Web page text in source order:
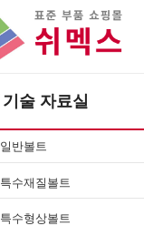
기술 자료실
일반볼트
특수재질볼트
특수형상볼트